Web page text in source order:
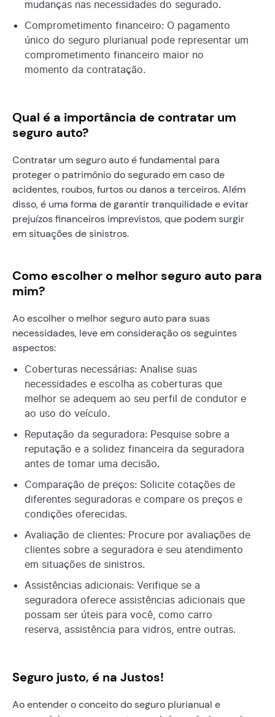
mudanças nas necessidades do segurado.
Comprometimento financeiro: O pagamento
único do seguro plurianual pode representar um
comprometimento financeiro maior no
momento da contratação.
Qual é a importância de contratar um
seguro auto?
Contratar um seguro auto é fundamental para
proteger o patrimônio do segurado em caso de
acidentes, roubos, furtos ou danos a terceiros. Além
disso, é uma forma de garantir tranquilidade e evitar
prejuízos financeiros imprevistos, que podem surgir
em situações de sinistros.
Como escolher o melhor seguro auto para
mim?
Ao escolher o melhor seguro auto para suas
necessidades, leve em consideração os seguintes
aspectos:
Coberturas necessárias: Analise suas
necessidades e escolha as coberturas que
melhor se adequem ao seu perfil de condutor e
ao uso do veículo.
Reputação da seguradora: Pesquise sobre a
reputação e a solidez financeira da seguradora
antes de tomar uma decisão.
Comparação de preços: Solicite cotações de
diferentes seguradoras e compare os preços e
condições oferecidas.
Avaliação de clientes: Procure por avaliações de
clientes sobre a seguradora e seu atendimento
em situações de sinistros.
Assistências adicionais: Verifique se a
seguradora oferece assistências adicionais que
possam ser úteis para você, como carro
reserva, assistência para vidros, entre outras.
Seguro justo, é na Justos!
Ao entender o conceito do seguro plurianual e